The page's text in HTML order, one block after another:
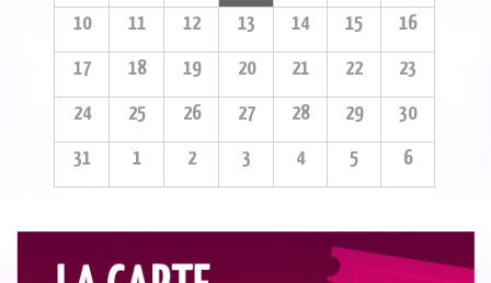
10 11 12 13 14 15 16
17 18 19 20 21 22 23
24 25 26 27 28 29 30
31 1 2 3 4 5 6